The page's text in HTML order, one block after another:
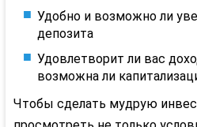
Удобно и возможно ли
депозита
Удовлетворит ли вас
возможна ли
Чтобы сделать мудрую